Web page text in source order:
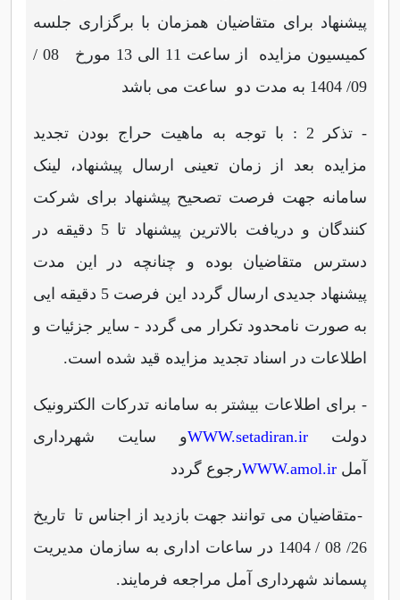
پیشنهاد برای متقاضیان همزمان با برگزاری جلسه
کمیسیون مزایده از ساعت 11 الی 13 مورخ 08 /
09/ 1404 به مدت دو ساعت می باشد
- تذکر 2 : با توجه به ماهیت حراج بودن تجدید
مزایده بعد از زمان تعینی ارسال پیشنهاد، لینک
سامانه جهت فرصت تصحیح پیشنهاد برای شرکت
کنندگان و دریافت بالاترین پیشنهاد تا 5 دقیقه در
دسترس متقاضیان بوده و چنانچه در این مدت
پیشنهاد جدیدی ارسال گردد این فرصت 5 دقیقه ایی
به صورت نامحدود تکرار می گردد - سایر جزئیات و
اطلاعات در اسناد تجدید مزایده قید شده است.
- برای اطلاعات بیشتر به سامانه تدرکات الکترونیک
دولت
WWW.setadiran.irو سایت شهرداری
آمل WWW.amol.irرجوع گردد
-متقاضیان می توانند جهت بازدید از اجناس تا تاریخ
26/ 08 / 1404 در ساعات اداری
به سازمان مدیریت
پسماند شهرداری آمل مراجعه فرمایند.